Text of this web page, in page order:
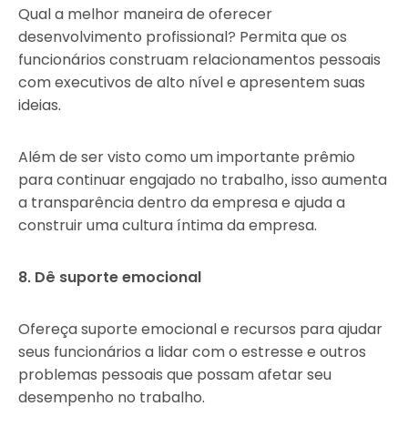
Qual a melhor maneira de oferecer
desenvolvimento profissional? Permita que os
funcionários construam relacionamentos pessoais
com executivos de alto nível e apresentem suas
ideias.
Além de ser visto como um importante prêmio
para continuar engajado no trabalho, isso aumenta
a transparência dentro da empresa e ajuda a
construir uma cultura íntima da empresa.
8. Dê suporte emocional
Ofereça suporte emocional e recursos para ajudar
seus funcionários a lidar com o estresse e outros
problemas pessoais que possam afetar seu
desempenho no trabalho.